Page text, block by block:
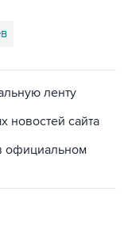
ленту
новостей сайта
официальном